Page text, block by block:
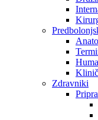
Zdravniki